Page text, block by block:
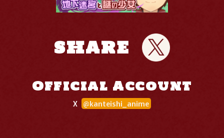
SHARE
Official Account
X @kanteishi_anime